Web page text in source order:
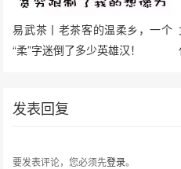
易武茶丨老茶客的温柔乡，一个
“柔”字迷倒了多少英雄汉！
发表回复
要发表评论，您必须先登录。